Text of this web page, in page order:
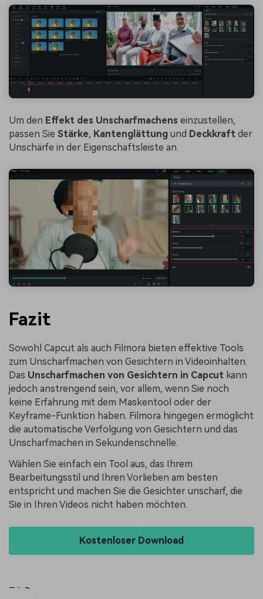
Um den Effekt des Unscharfmachens einzustellen,
passen Sie Stärke, Kantenglättung und Deckkraft der
Unschärfe in der Eigenschaftsleiste an.
Fazit
Sowohl Capcut als auch Filmora bieten effektive Tools
zum Unscharfmachen von Gesichtern in Videoinhalten.
Das Unscharfmachen von Gesichtern in Capcut kann
jedoch anstrengend sein, vor allem, wenn Sie noch
keine Erfahrung mit dem Maskentool oder der
Keyframe-Funktion haben. Filmora hingegen ermöglicht
die automatische Verfolgung von Gesichtern und das
Unscharfmachen in Sekundenschnelle.
Wählen Sie einfach ein Tool aus, das Ihrem
Bearbeitungsstil und Ihren Vorlieben am besten
entspricht und machen Sie die Gesichter unscharf, die
Sie in Ihren Videos nicht haben möchten.
Kostenloser Download
FAQ